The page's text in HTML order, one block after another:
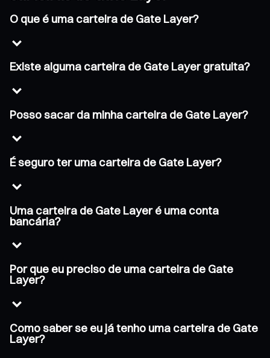
O que é uma carteira de Gate Layer?
Existe alguma carteira de Gate Layer gratuita?
Posso sacar da minha carteira de Gate Layer?
É seguro ter uma carteira de Gate Layer?
Uma carteira de Gate Layer é uma conta
bancária?
Por que eu preciso de uma carteira de Gate
Layer?
Como saber se eu já tenho uma carteira de Gate
Layer?